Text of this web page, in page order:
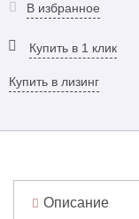
В избранное
Купить в 1 клик
Купить в лизинг
Описание